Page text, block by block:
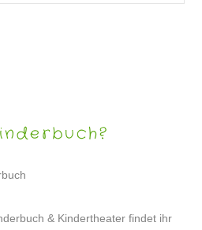
& Kindertheater findet ihr